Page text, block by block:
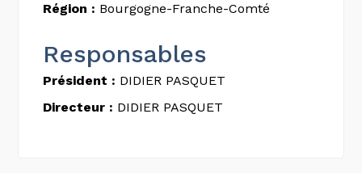
Région : Bourgogne-Franche-Comté
Responsables
Président : DIDIER PASQUET
Directeur : DIDIER PASQUET